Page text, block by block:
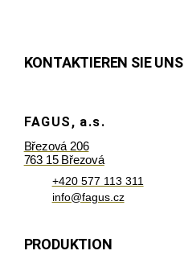
KONTAKTIEREN SIE UNS
FAGUS, a.s.
Březová 206
763 15 Březová
+420 577 113 311
info@fagus.cz
PRODUKTION